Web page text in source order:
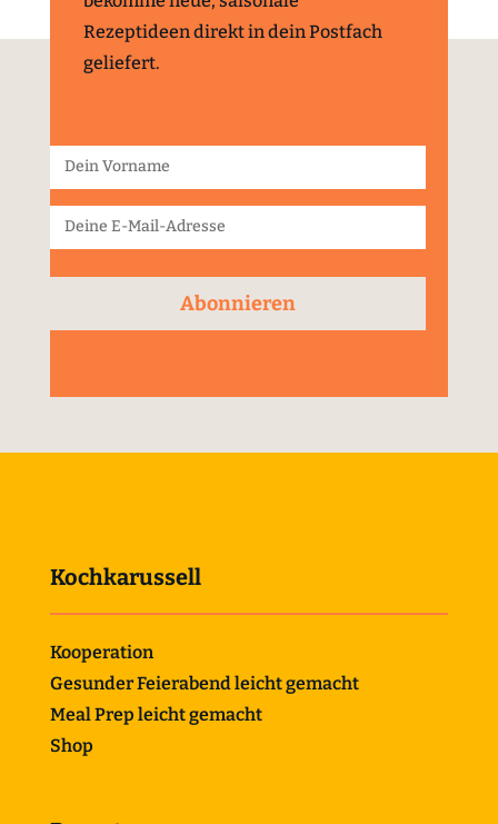
Rezeptideen direkt in dein Postfach
geliefert.
Abonnieren
Kochkarussell
Kooperation
Gesunder Feierabend leicht gemacht
Meal Prep leicht gemacht
Shop